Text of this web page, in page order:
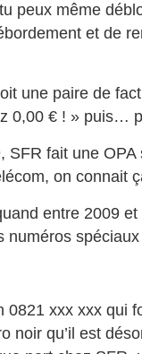
peux même
et de
une paire de
0,00 € ! » puis…
SFR fait une
on connait
entre 2009 et
numéros
0821 xxx xxx qui
noir qu’il est